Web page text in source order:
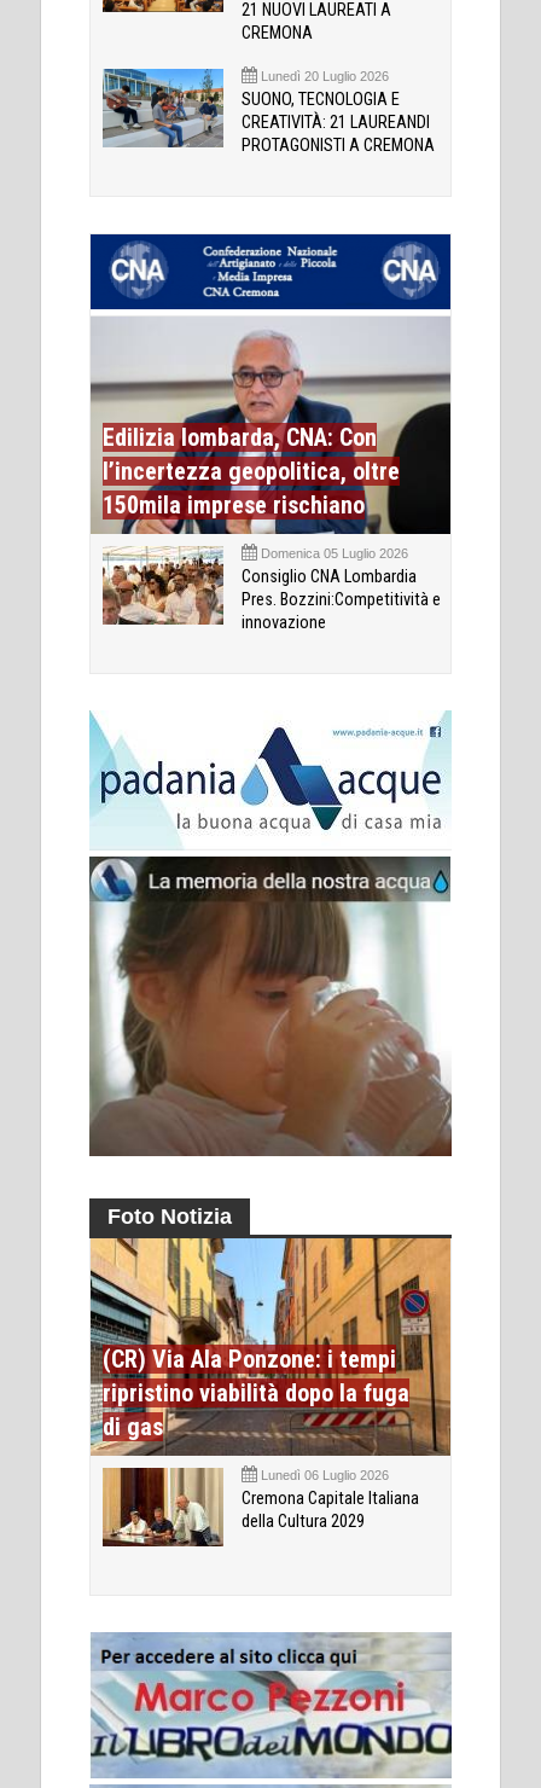
21 NUOVI LAUREATI A
CREMONA
Lunedì 20 Luglio 2026
SUONO, TECNOLOGIA E
CREATIVITÀ: 21 LAUREANDI
PROTAGONISTI A CREMONA
Edilizia lombarda, CNA: Con
l’incertezza geopolitica, oltre
150mila imprese rischiano
Domenica 05 Luglio 2026
Consiglio CNA Lombardia
Pres. Bozzini:Competitività e
innovazione
Foto Notizia
(CR) Via Ala Ponzone: i tempi
ripristino viabilità dopo la fuga
di gas
Lunedì 06 Luglio 2026
Cremona Capitale Italiana
della Cultura 2029